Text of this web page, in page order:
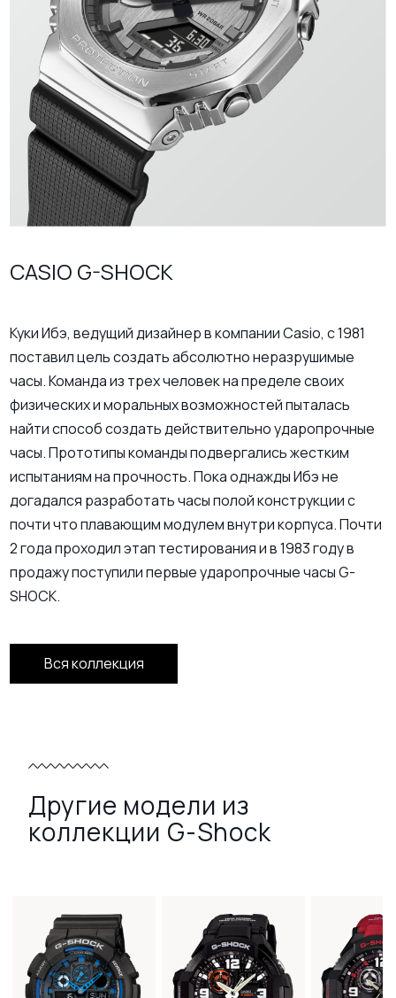
CASIO G-SHOCK
Куки Ибэ, ведущий дизайнер в компании Casio, с 1981
поставил цель создать абсолютно неразрушимые
часы. Команда из трех человек на пределе своих
физических и моральных возможностей пыталась
найти способ создать действительно ударопрочные
часы. Прототипы команды подвергались жестким
испытаниям на прочность. Пока однажды Ибэ не
догадался разработать часы полой конструкции с
почти что плавающим модулем внутри корпуса. Почти
2 года проходил этап тестирования и в 1983 году в
продажу поступили первые ударопрочные часы G-
SHOCK.
Вся коллекция
Другие модели из
коллекции G-Shock